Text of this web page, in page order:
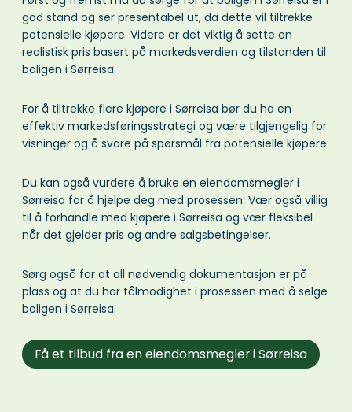
god stand og ser presentabel ut, da dette vil tiltrekke
potensielle kjøpere. Videre er det viktig å sette en
realistisk pris basert på markedsverdien og tilstanden til
boligen i Sørreisa.
For å tiltrekke flere kjøpere i Sørreisa bør du ha en
effektiv markedsføringsstrategi og være tilgjengelig for
visninger og å svare på spørsmål fra potensielle kjøpere.
Du kan også vurdere å bruke en eiendomsmegler i
Sørreisa for å hjelpe deg med prosessen. Vær også villig
til å forhandle med kjøpere i Sørreisa og vær fleksibel
når det gjelder pris og andre salgsbetingelser.
Sørg også for at all nødvendig dokumentasjon er på
plass og at du har tålmodighet i prosessen med å selge
boligen i Sørreisa.
Få et tilbud fra en eiendomsmegler i Sørreisa